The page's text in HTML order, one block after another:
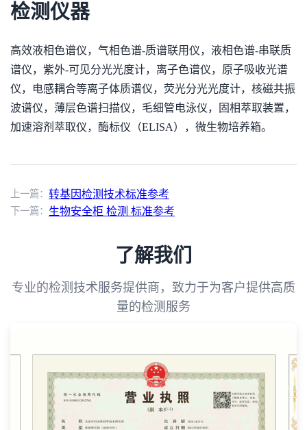
检测仪器
高效液相色谱仪，气相色谱-质谱联用仪，液相色谱-串联质
谱仪，紫外-可见分光光度计，离子色谱仪，原子吸收光谱
仪，电感耦合等离子体质谱仪，荧光分光光度计，核磁共振
波谱仪，薄层色谱扫描仪，毛细管电泳仪，固相萃取装置，
加速溶剂萃取仪，酶标仪（ELISA），微生物培养箱。
上一篇： 转基因检测技术标准参考
下一篇： 生物安全柜 检测 标准参考
了解我们
专业的检测技术服务提供商，致力于为客户提供高质
量的检测服务